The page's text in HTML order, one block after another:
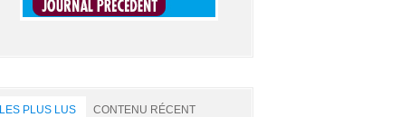
LES PLUS LUS CONTENU RÉCENT